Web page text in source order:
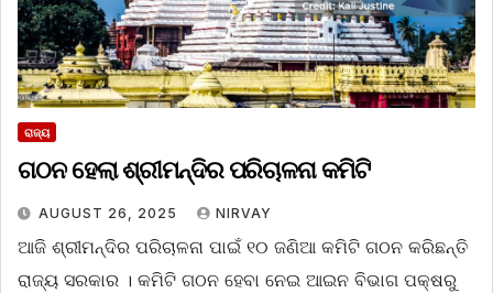
ରାଜ୍ୟ
ଗଠନ ହେଲା ଶ୍ରୀମନ୍ଦିର ପରିଚାଳନା କମିଟି
AUGUST 26, 2025 NIRVAY
ଆଜି ଶ୍ରୀମନ୍ଦିର ପରିଚାଳନା ପାଇଁ ୧୦ ଜଣିଆ କମିଟି ଗଠନ କରିଛନ୍ତି
ରାଜ୍ୟ ସରକାର । କମିଟି ଗଠନ ହେବା ନେଇ ଆଇନ ବିଭାଗ ପକ୍ଷରୁ